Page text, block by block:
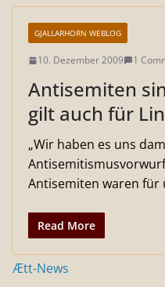
GJALLARHORN WEBLOG
10. Dezember 2009 1
Antisemiten
gilt auch für
„Wir haben es uns
Antisemiten waren für
Read More
Ætt-News